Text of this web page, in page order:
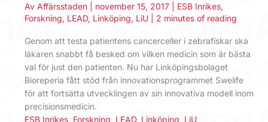
Av Affärsstaden november 15, 2017 ESB Inrikes,
Forskning, LEAD, Linköping, LiU 2 minutes of reading
Genom att testa patientens cancerceller i zebrafiskar ska
läkaren snabbt få besked om vilken medicin som är bästa
val för just den patienten. Nu har Linköpingsbolaget
Bioreperia fått stöd från innovationsprogrammet Swelife
för att fortsätta utvecklingen av sin innovativa modell inom
precisionsmedicin.
ESB Inrikes Forskning LEAD, Linköping LiU